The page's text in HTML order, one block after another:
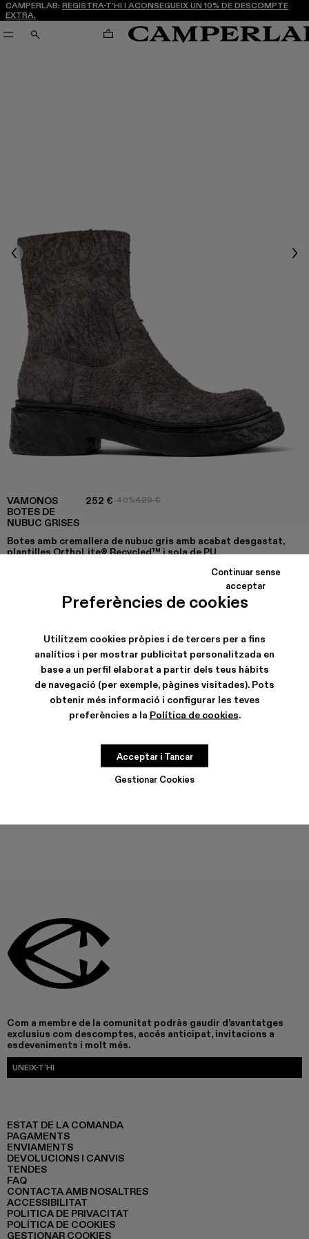
Preferències de cookies
Utilitzem cookies pròpies i de tercers per a fins
analítics i per mostrar publicitat personalitzada en
base a un perfil elaborat a partir dels teus hàbits
de navegació (per exemple, pàgines visitades). Pots
obtenir més informació i configurar les teves
preferències a la Política de cookies.
Gestionar Cookies
Continuar sense
acceptar
Acceptar i Tancar
CAMPERLAB: REGISTRA-T’HI I ACONSEGUEIX UN 10% DE DESCOMPTE
EXTRA.
CERCA CARRO
Previous
VAMONOS
BOTES DE
NUBUC GRISES
252 €-40%420 €
Botes amb cremallera de nubuc gris amb acabat desgastat,
plantilles OrthoLite® Recycled™ i sola de PU.
CARACTERÍSTIQUES
CURA DEL PRODUCTE
Com a membre de la comunitat podràs gaudir d’avantatges
exclusius com descomptes, accés anticipat, invitacions a
esdeveniments i molt més.
UNEIX-T’HI
ESTAT DE LA COMANDA
PAGAMENTS
ENVIAMENTS
DEVOLUCIONS I CANVIS
TENDES
FAQ
CONTACTA AMB NOSALTRES
ACCESSIBILITAT
POLITICA DE PRIVACITAT
POLÍTICA DE COOKIES
GESTIONAR COOKIES